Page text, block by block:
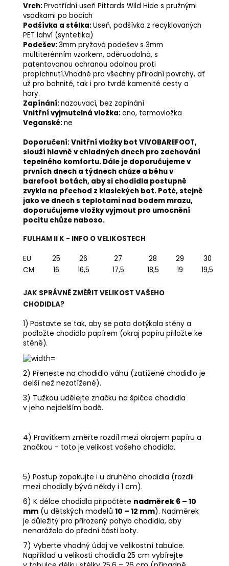
Vrch:Prvotřídní useň Pittards Wild Hide s pružnými
vsadkami po bocích
Podšívka a stélka:Useň, podšívka z recyklovaných
PET lahví (syntetika)
Podešev:3mm pryžová podešev s 3mm
multiterénním vzorkem, oděruodolná, s
patentovanou ochranou odolnou proti
propíchnutí.Vhodné pro všechny přírodní povrchy, ať
už pro bahnité, tak i pro tvrdé kamenité cesty a
hory.
Zapínání:nazouvací, bez zapínání
Vnitřní vyjmutelná vložka:ano, termovložka
Veganské:ne
Doporučení: Vnitřní vložky bot VIVOBAREFOOT,
slouží hlavně v chladných dnech pro zachování
tepelného komfortu. Dále je doporučujeme v
prvních dnech a týdnech chůze a běhu v
barefoot botách, aby si chodidla postupně
zvykla na přechod z klasických bot. Poté, stejně
jako ve dnech s teplotami nad bodem mrazu,
doporučujeme vložky vyjmout pro umocnění
pocitu chůze naboso.
FULHAM II K - INFO O VELIKOSTECH
EU 25 26 27 28 29
30
CM
16 16,5 17,5 18,5 19 19,5
JAK SPRÁVNĚ ZMĚŘIT VELIKOST VAŠEHO
CHODIDLA?
1) Postavte se tak, aby se pata dotýkala stěny a
podložte chodidlo papírem (okraj papíru přiložte ke
stěně).
2) Přeneste na chodidlo váhu (zatížené chodidlo je
delší než nezatížené).
3) Tužkou udělejte značku na špičce chodidla
v jeho nejdelším bodě.
4) Pravítkem změřte rozdíl mezi okrajem papíru a
značkou - toto je velikost vašeho chodidla.
5) Postup zopakujte i u druhého chodidla (rozdíl
mezi chodidly bývá někdy i 1 cm).
6) K délce chodidla připočtěte nadměrek 6 – 10
mm (u dětských modelů 10 – 12 mm). Nadměrek
je důležitý pro přirozený pohyb chodidla, aby
nenaráželo do přední části boty.
7) Vyberte vhodný údaj ve velikostní tabulce.
Například u velikosti chodidla 25 cm vybírejte